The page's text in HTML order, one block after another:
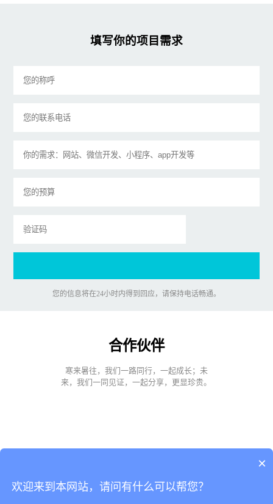
填写你的项目需求
您的信息将在24小时内得到回应，请保持电话畅通。
合作伙伴
寒来暑往，我们一路同行，一起成长；未
来，我们一同见证，一起分享，更显珍贵。
免费体验小程序，企业建站模板！
×
欢迎来到本网站，请问有什么可以帮您？